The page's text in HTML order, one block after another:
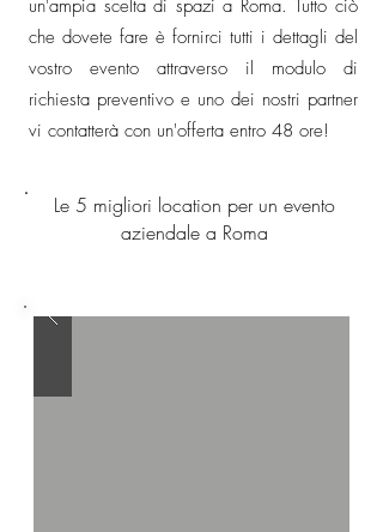
un'ampia scelta di spazi a Roma. Tutto ciò
che dovete fare è fornirci tutti i dettagli del
vostro evento attraverso il modulo di
richiesta preventivo e uno dei nostri partner
vi contatterà con un'offerta entro 48 ore!
Le 5 migliori location per un evento
aziendale a Roma